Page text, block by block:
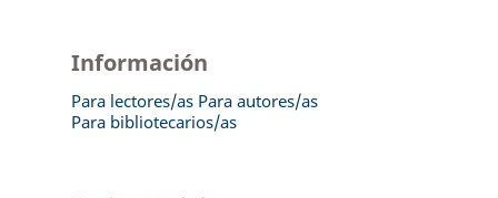
Información
Para lectores/as Para autores/as
Para bibliotecarios/as